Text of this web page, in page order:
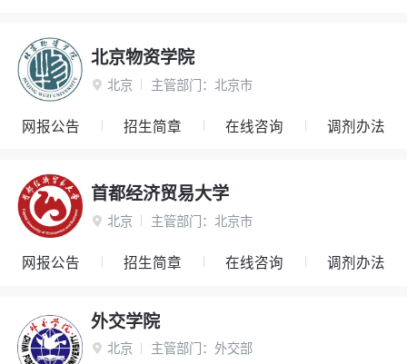
北京物资学院
 北京 主管部门： 北京市
网报公告 招生简章 在线咨询 调剂办法
首都经济贸易大学
 北京 主管部门： 北京市
网报公告 招生简章 在线咨询 调剂办法
外交学院
 北京 主管部门： 外交部